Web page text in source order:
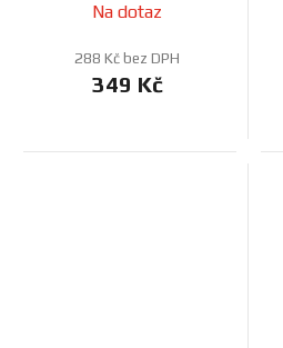
Na dotaz
288 Kč bez DPH
349 Kč